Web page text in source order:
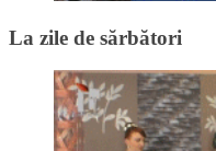
La zile de sărbători